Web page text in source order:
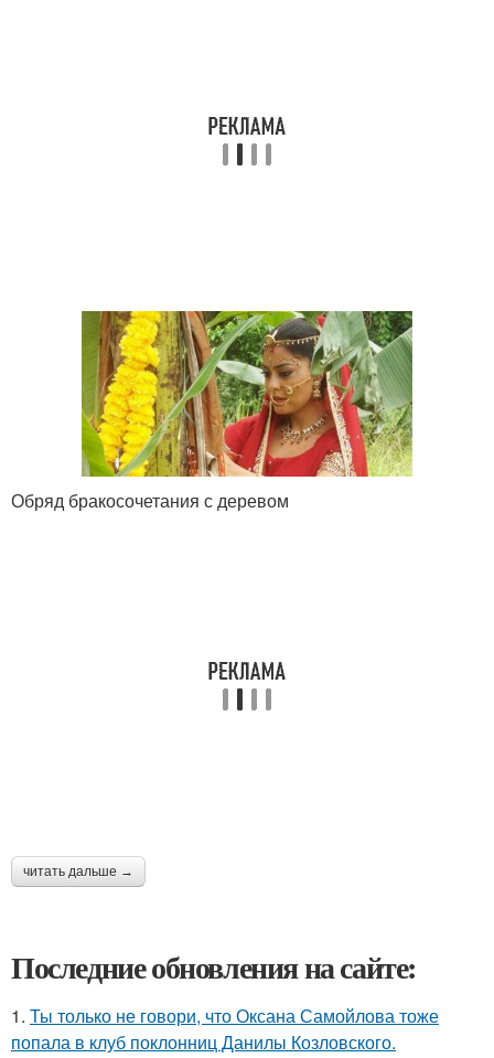
Обряд бракосочетания с деревом
читать дальше →
Последние обновления на сайте:
1. Ты только не говори, что Оксана Самойлова тоже
попала в клуб поклонниц Данилы Козловского.